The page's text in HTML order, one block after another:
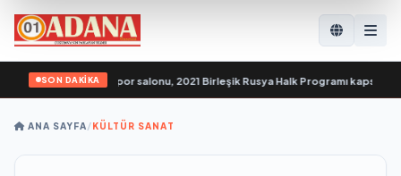
SON DAKİKA
yönelik spor salonu, 2021 Birleşik Rusya Halk Programı kapsamında
ANA SAYFA/KÜLTÜR SANAT